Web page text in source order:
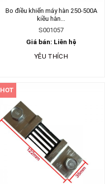
Bo điều khiển máy hàn 250-500A
kiều hàn...
S001057
Giá bán: Liên hệ
YÊU THÍCH
HOT